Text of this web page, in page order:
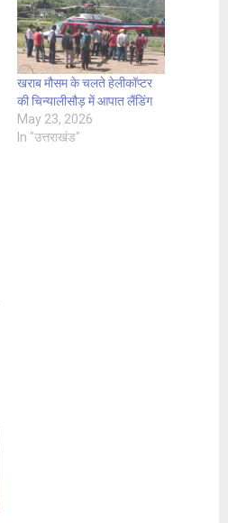
खराब मौसम के चलते हेलीकॉप्टर
की चिन्यालीसौड़ में आपात लैंडिंग
May 23, 2026
In "उत्तराखंड"